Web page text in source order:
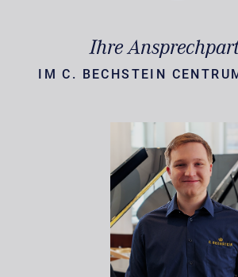
Ihre
IM C. BECHSTEIN